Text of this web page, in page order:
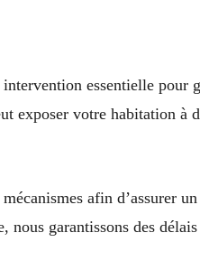
essentielle pour
exposer votre habitation à
afin d’assurer
garantissons des